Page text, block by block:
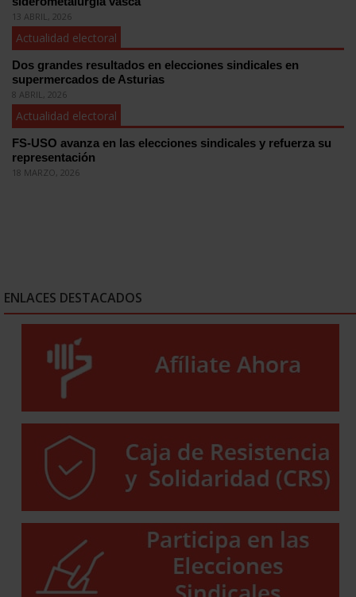
13 ABRIL, 2026
Actualidad electoral
Dos grandes resultados en elecciones sindicales en
supermercados de Asturias
8 ABRIL, 2026
Actualidad electoral
FS-USO avanza en las elecciones sindicales y refuerza su
representación
18 MARZO, 2026
ENLACES DESTACADOS